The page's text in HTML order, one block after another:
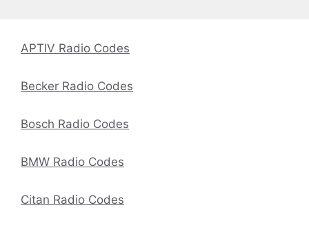
APTIV Radio Codes
Becker Radio Codes
Bosch Radio Codes
BMW Radio Codes
Citan Radio Codes